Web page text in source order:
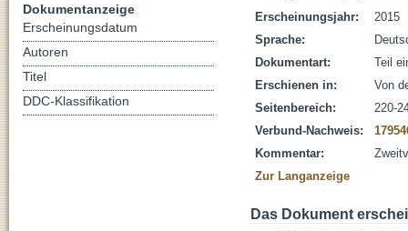
Erscheinungsjahr:
2015
Sprache:
Dokumentart:
Teil
Erschienen in:
Von
Seitenbereich:
220-
Verbund-Nachweis:
Kommentar:
Zur Langanzeige
Das Dokument
Dokumentanzeige
Erscheinungsdatum
Autoren
Titel
DDC-Klassifikation